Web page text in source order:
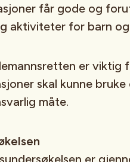
får gode og
aktiviteter for barn og
er viktig
skal kunne
måte.
er